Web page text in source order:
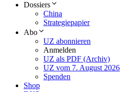
Dossiers
China
Strategiepapier
Abo
UZ abonnieren
Anmelden
UZ als PDF (Archiv)
UZ vom 7. August 2026
Spenden
Shop